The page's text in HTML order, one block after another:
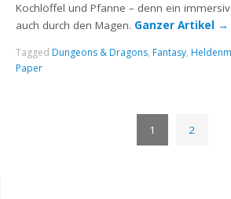
Kochlöffel und Pfanne – denn ein
auch durch den Magen. Ganzer Artikel →
Tagged Dungeons & Dragons, Fantasy,
Paper
1 2